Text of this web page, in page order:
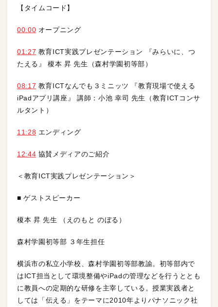
【タイムコード】
00:00 オープニング
01:27 教育ICT実践プレゼンテーション 『みらいに、つ
たえる』 榎本 昇 先生（森村学園初等部）
08:17 教育ICTなんでも３ミニッツ 『教育現場で使える
iPadアプリ講座』 講師：小池 幸司 先生（教育ICTコンサ
ルタント）
11:28 エンディング
12:44 協賛メディアのご紹介
＜教育ICT実践プレゼンテーション＞
■ ゲストスピーカー
榎本 昇 先生 （えのもと のぼる）
森村学園初等部 ３年生担任
横浜市の私立小学校、森村学園初等部教諭。初等部内で
はICT担当として環境整備やiPadの管理などを行うととも
に教員への定期的な研修を主宰している。授業実践者と
しては「伝える」をテーマに2010年よりパナソニック社